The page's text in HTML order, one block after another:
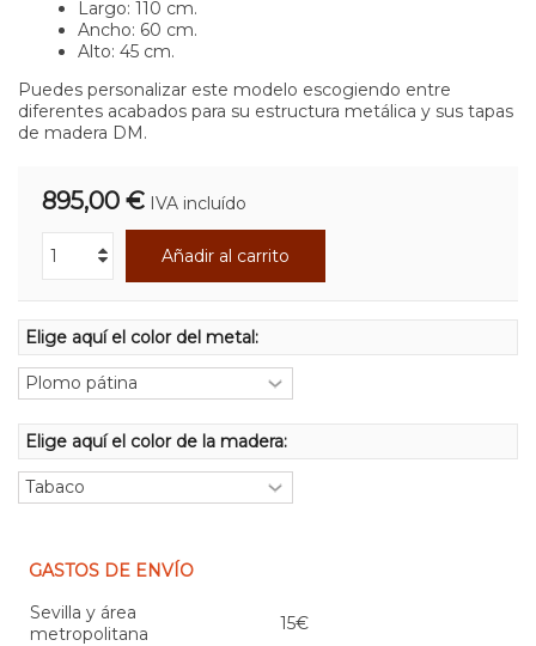
Largo: 110 cm.
Ancho: 60 cm.
Alto: 45 cm.
Puedes personalizar este modelo escogiendo entre
diferentes acabados para su estructura metálica y sus tapas
de madera DM.
895,00 € IVA incluído
Añadir al carrito
Elige aquí el color del metal:
Elige aquí el color de la madera:
GASTOS DE ENVÍO
Sevilla y área
metropolitana
15€